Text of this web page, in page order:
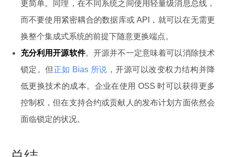
更简单。同理，在不同系统之间使用轻量级消息总线，
而不要使用紧密耦合的数据库或 API，就可以在无需更
换整个集成式系统的前提下随意更换端点。
充分利用开源软件。开源并不一定意味着可以消除技术
锁定。但 正如 Bias 所说 ，开源可以改变权力结构并降
低更换技术的成本。企业在使用 OSS 时可以获得更多
控制权，但在支持合约或贡献人的发布计划方面依然会
面临锁定的状况。